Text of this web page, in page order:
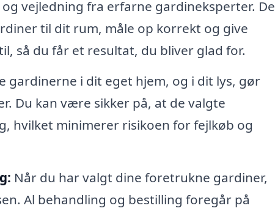
vejledning fra erfarne gardineksperter. De
til dit rum, måle op korrekt og give
så du får et resultat, du bliver glad for.
gardinerne i dit eget hjem, og i dit lys, gør
Du kan være sikker på, at de valgte
hvilket minimerer risikoen for fejlkøb og
Når du har valgt dine foretrukne gardiner,
Al behandling og bestilling foregår på